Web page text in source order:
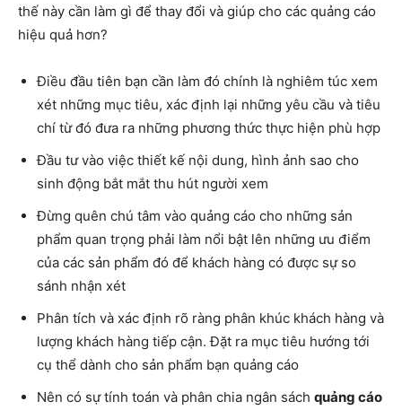
thế này cần làm gì để thay đổi và giúp cho các quảng cáo
hiệu quả hơn?
Điều đầu tiên bạn cần làm đó chính là nghiêm túc xem
xét những mục tiêu, xác định lại những yêu cầu và tiêu
chí từ đó đưa ra những phương thức thực hiện phù hợp
Đầu tư vào việc thiết kế nội dung, hình ảnh sao cho
sinh động bắt mắt thu hút người xem
Đừng quên chú tâm vào quảng cáo cho những sản
phẩm quan trọng phải làm nổi bật lên những ưu điểm
của các sản phẩm đó để khách hàng có được sự so
sánh nhận xét
Phân tích và xác định rõ ràng phân khúc khách hàng và
lượng khách hàng tiếp cận. Đặt ra mục tiêu hướng tới
cụ thể dành cho sản phẩm bạn quảng cáo
Nên có sự tính toán và phân chia ngân sách quảng cáo